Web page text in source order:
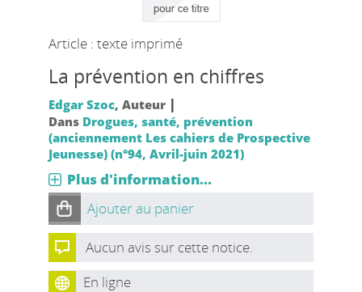
Article : texte imprimé
La prévention en chiffres
Edgar Szoc, Auteur |
Dans Drogues, santé, prévention
(anciennement Les cahiers de Prospective
Jeunesse) (n°94, Avril-juin 2021)
Plus d'information...
Ajouter au panier
Aucun avis sur cette notice.
En ligne